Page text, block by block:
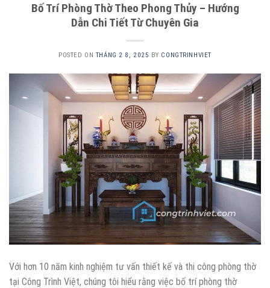
Bố Trí Phòng Thờ Theo Phong Thủy – Hướng
Dẫn Chi Tiết Từ Chuyên Gia
POSTED ON THÁNG 2 8, 2025 BY CONGTRINHVIET
Với hơn 10 năm kinh nghiệm tư vấn thiết kế và thi công phòng thờ
tại Công Trình Việt, chúng tôi hiểu rằng việc bố trí phòng thờ